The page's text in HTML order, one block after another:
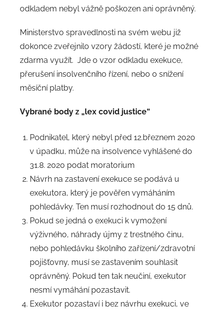
odkladem nebyl vážně poškozen ani oprávněný.
Ministerstvo spravedlnosti na svém webu již
dokonce zveřejnilo vzory žádostí, které je možné
zdarma využít. Jde o vzor odkladu exekuce,
přerušení insolvenčního řízení, nebo o snížení
měsíční platby.
Vybrané body z „lex covid justice“
Podnikatel, který nebyl před 12.březnem 2020
v úpadku, může na insolvence vyhlášené do
31.8. 2020 podat moratorium
Návrh na zastavení exekuce se podává u
exekutora, který je pověřen vymáháním
pohledávky. Ten musí rozhodnout do 15 dnů.
Pokud se jedná o exekuci k vymožení
výživného, náhrady újmy z trestného činu,
nebo pohledávku školního zařízení/zdravotní
pojišťovny, musí se zastavením souhlasit
oprávněný. Pokud ten tak neučiní, exekutor
nesmí vymáhání pozastavit.
Exekutor pozastaví i bez návrhu exekuci, ve